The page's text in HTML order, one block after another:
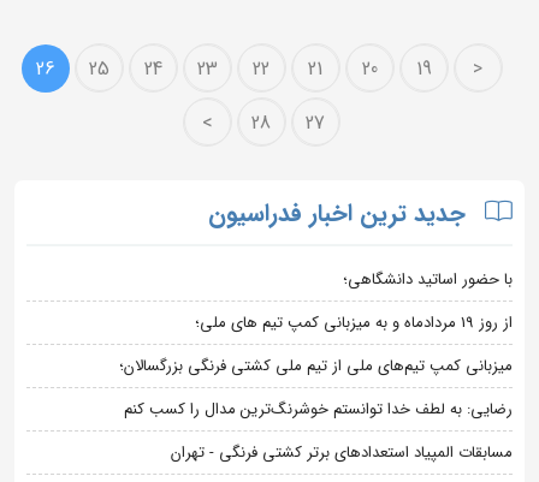
<
19
20
21
22
23
24
25
26
27
28
>
جدید ترین اخبار فدراسیون
با حضور اساتید دانشگاهی؛
از روز 19 مردادماه و به میزبانی کمپ تیم های ملی؛
میزبانی کمپ تیم‌های ملی از تیم ملی کشتی فرنگی بزرگسالان؛
رضایی: به لطف خدا توانستم خوشرنگ‌ترین مدال را کسب کنم
مسابقات المپیاد استعدادهای برتر کشتی فرنگی - تهران